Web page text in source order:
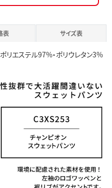
表 サイズ表
リエステル97%・ポリウレタン3%